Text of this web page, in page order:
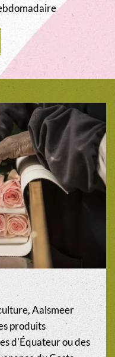
Aalsmeer
produits
d'Équateur ou des